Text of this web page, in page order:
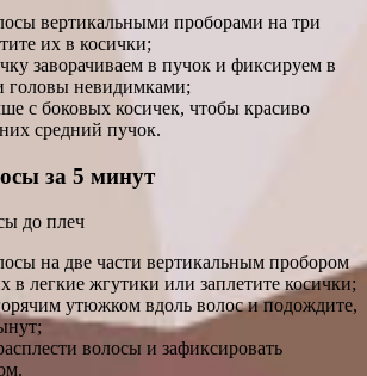
вертикальными проборами на три
их в косички;
заворачиваем в пучок и фиксируем в
головы невидимками;
с боковых косичек, чтобы красиво
средний пучок.
за 5 минут
на две части вертикальным пробором
в легкие жгутики или заплетите косички;
утюжком вдоль волос и подождите,
волосы и зафиксировать